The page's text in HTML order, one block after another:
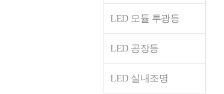
LED 모듈 투광등
LED 공장등
LED 실내조명